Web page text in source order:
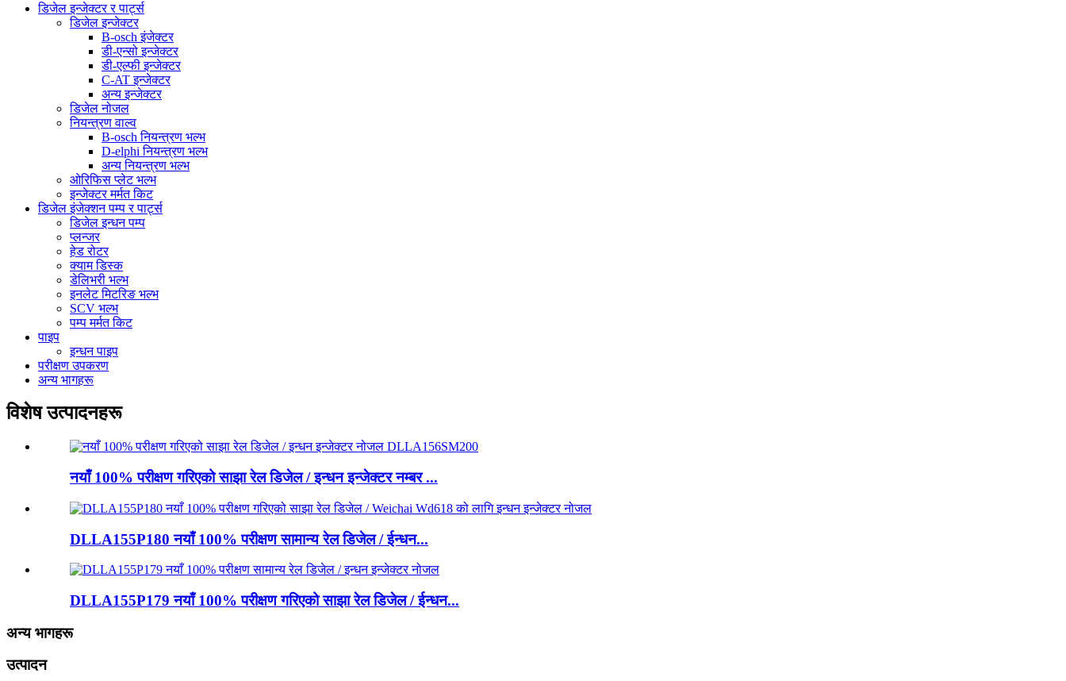
डिजेल इन्जेक्टर र पार्ट्स
डिजेल इन्जेक्टर
B-osch इंजेक्टर
डी-एन्सो इन्जेक्टर
डी-एल्फी इन्जेक्टर
C-AT इन्जेक्टर
अन्य इन्जेक्टर
डिजेल नोजल
नियन्त्रण वाल्व
B-osch नियन्त्रण भल्भ
D-elphi नियन्त्रण भल्भ
अन्य नियन्त्रण भल्भ
ओरिफिस प्लेट भल्भ
इन्जेक्टर मर्मत किट
डिजेल इंजेक्शन पम्प र पार्ट्स
डिजेल इन्धन पम्प
प्लन्जर
हेड रोटर
क्याम डिस्क
डेलिभरी भल्भ
इनलेट मिटरिङ भल्भ
SCV भल्भ
पम्प मर्मत किट
पाइप
इन्धन पाइप
परीक्षण उपकरण
अन्य भागहरू
विशेष उत्पादनहरू
नयाँ 100% परीक्षण गरिएको साझा रेल डिजेल / इन्धन इन्जेक्टर नम्बर ...
DLLA155P180 नयाँ 100% परीक्षण सामान्य रेल डिजेल / ईन्धन...
DLLA155P179 नयाँ 100% परीक्षण गरिएको साझा रेल डिजेल / ईन्धन...
अन्य भागहरू
उत्पादन